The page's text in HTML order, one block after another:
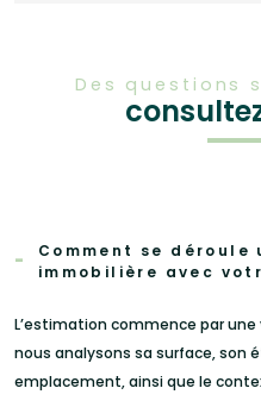
J'obtiens
en 4
Fieldset
défaut
Je souhaite une
louer
par
défaut
Je renseigne les
Type de bien
Sélectionnez le type de bien
Des questions
Comment se déroule
immobilière avec
L’estimation commence par
nous analysons sa surface, son
emplacement, ainsi que le